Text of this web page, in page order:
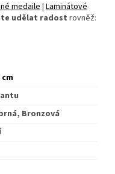
medaile| Laminátové
udělat radost rovněž:
Bronzová